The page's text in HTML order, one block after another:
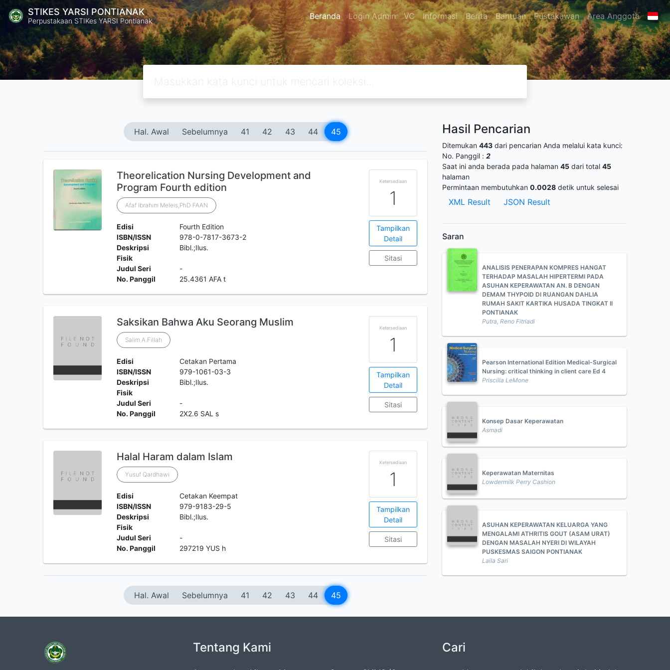
STIKES YARSI PONTIANAK
Perpustakaan STIKes YARSI Pontianak Beranda Login Admin VC Informasi Berita Bantuan Pustakawan Area Anggota
Hal. Awal Sebelumnya 41 42 43 44 45
Theorelication Nursing Development and
Program Fourth edition
Afaf Ibrahim Meleis,PhD FAAN
Edisi
Fourth Edition
ISBN/ISSN
978-0-7817-3673-2
Deskripsi
Fisik
Bibl.;Ilus.
Judul Seri
-
No. Panggil
25.4361 AFA t
Ketersediaan
1
Tampilkan
Detail
Sitasi
Saksikan Bahwa Aku Seorang Muslim
Salim A.Fillah
Edisi
Cetakan Pertama
ISBN/ISSN
979-1061-03-3
Deskripsi
Fisik
Bibl.;Ilus.
Judul Seri
-
No. Panggil
2X2.6 SAL s
Ketersediaan
1
Tampilkan
Detail
Sitasi
Halal Haram dalam Islam
Yusuf Qardhawi
Edisi
Cetakan Keempat
ISBN/ISSN
979-9183-29-5
Deskripsi
Fisik
Bibl.;Ilus.
Judul Seri
-
No. Panggil
297219 YUS h
Ketersediaan
1
Tampilkan
Detail
Sitasi
Hal. Awal Sebelumnya 41 42 43 44 45
Hasil Pencarian
Ditemukan 443 dari pencarian Anda melalui kata kunci:
No. Panggil : 2
Saat ini anda berada pada halaman 45 dari total 45
halaman
Permintaan membutuhkan 0.0028 detik untuk selesai
XML Result JSON Result
Saran
ANALISIS PENERAPAN KOMPRES HANGAT
TERHADAP MASALAH HIPERTERMI PADA
ASUHAN KEPERAWATAN AN. B DENGAN
DEMAM THYPOID DI RUANGAN DAHLIA
RUMAH SAKIT KARTIKA HUSADA TINGKAT II
PONTIANAK
Putra, Reno Fitriadi
Pearson International Edition Medical-Surgical
Nursing: critical thinking in client care Ed 4
Priscilla LeMone
Konsep Dasar Keperawatan
Asmadi
Keperawatan Maternitas
Lowdermilk Perry Cashion
ASUHAN KEPERAWATAN KELUARGA YANG
MENGALAMI ATHRITIS GOUT (ASAM URAT)
DENGAN MASALAH NYERI DI WILAYAH
PUSKESMAS SAIGON PONTIANAK
Laila Sari
Tentang Kami Cari